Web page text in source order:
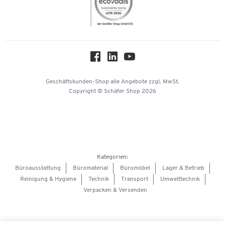
Geschäftskunden-Shop alle Angebote zzgl. MwSt.
Copyright © Schäfer Shop 2026
Kategorien:
Büroausstattung
Büromaterial Büromöbel
Lager & Betrieb
Reinigung & Hygiene
Technik Transport
Umwelttechnik
Verpacken & Versenden